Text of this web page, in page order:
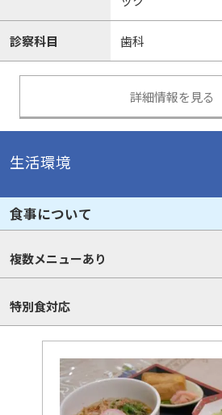
診察科目 歯科
詳細情報を見る
生活環境
食事について
複数メニューあり
特別食対応